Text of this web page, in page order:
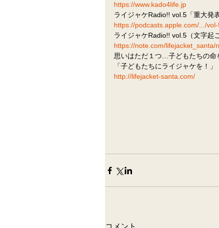
https://www.kado4life.jp
ライジャケRadio!! vol.5「重大発
https://podcasts.apple.com/.../vol-
ライジャケRadio!! vol.5（文字起
https://note.com/lifejacket_santa/
思いはただ１つ…子どもたちの命
「子どもたちにライジャケを！」
http://lifejacket-santa.com/
コメント